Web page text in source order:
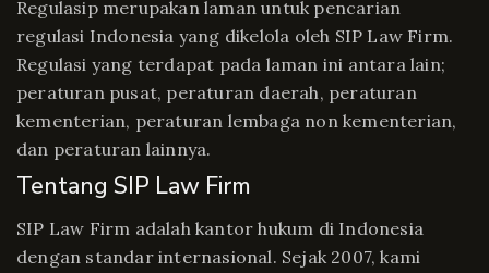
Regulasip merupakan laman untuk pencarian
regulasi Indonesia yang dikelola oleh SIP Law Firm.
Regulasi yang terdapat pada laman ini antara lain;
peraturan pusat, peraturan daerah, peraturan
kementerian, peraturan lembaga non kementerian,
dan peraturan lainnya.
Tentang SIP Law Firm
SIP Law Firm adalah kantor hukum di Indonesia
dengan standar internasional. Sejak 2007, kami